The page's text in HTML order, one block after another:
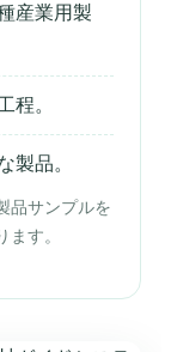
産業用製
程。
製品。
品サンプルを
す。